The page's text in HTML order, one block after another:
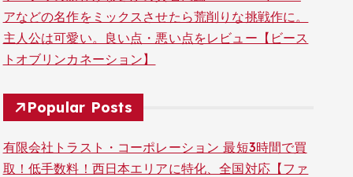
アなどの名作をミックスさせたら荒削りな挑戦作に。
主人公は可愛い。良い点・悪い点をレビュー【ビース
トオブリンカネーション】
Popular Posts
有限会社トラスト・コーポレーション 最短3時間で買
取！低手数料！西日本エリアに特化、全国対応【ファ